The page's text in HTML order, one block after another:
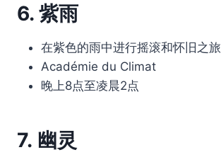
6. 紫雨
在紫色的雨中进行摇滚和怀旧之旅
Académie du Climat
晚上8点至凌晨2点
7. 幽灵